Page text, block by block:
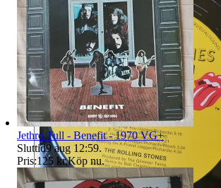
Jethro Tull - Benefit - 1970 VG+
Sluttid9 aug 12:59.
Pris:125 kr,Köp nu.